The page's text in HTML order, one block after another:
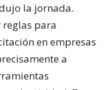
la jornada.
para
en empresas
a